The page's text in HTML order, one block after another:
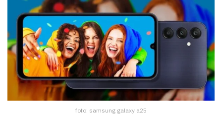
foto: samsung galaxy a25